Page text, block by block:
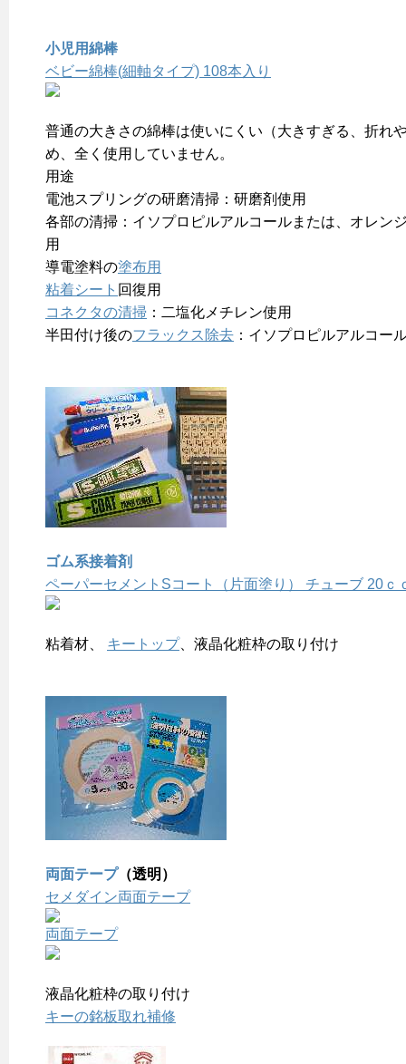
小児用綿棒
ベビー綿棒(細軸タイプ) 108本入り
普通の大きさの綿棒は使いにくい（大きすぎる、折れ
め、全く使用していません。
用途
電池スプリングの研磨清掃：研磨剤使用
各部の清掃：イソプロピルアルコールまたは、オレン
用
導電塗料の塗布用
粘着シート 回復用
コネクタの清掃 ：二塩化メチレン使用
半田付け後のフラックス除去 ：イソプロピルアルコー
ゴム系接着剤
ペーパーセメントSコート（片面塗り） チューブ 20ｃ
粘着材、 キートップ、液晶化粧枠の取り付け
両面テープ（透明）
セメダイン両面テープ
両面テープ
液晶化粧枠の取り付け
キーの銘板取れ補修